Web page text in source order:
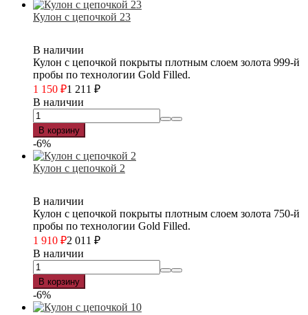
Кулон с цепочкой 23
В наличии
Кулон с цепочкой покрыты плотным слоем золота 999-й
пробы по технологии Gold Filled.
1 150 ₽1 211 ₽
В наличии
В корзину
-6%
Кулон с цепочкой 2
В наличии
Кулон с цепочкой покрыты плотным слоем золота 750-й
пробы по технологии Gold Filled.
1 910 ₽2 011 ₽
В наличии
В корзину
-6%